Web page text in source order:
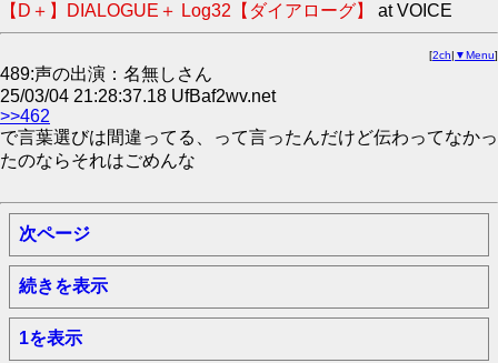
【D＋】DIALOGUE＋ Log32【ダイアローグ】 at VOICE
[2ch| ▼Menu]
489:声の出演：名無しさん
25/03/04 21:28:37.18 UfBaf2wv.net
>>462
で言葉選びは間違ってる、って言ったんだけど伝わってなかっ
たのならそれはごめんな
次ページ
続きを表示
1を表示